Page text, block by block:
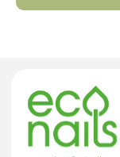
персональных данных